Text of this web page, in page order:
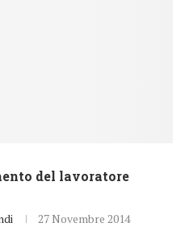
del lavoratore
27 Novembre 2014